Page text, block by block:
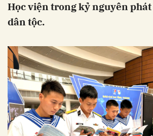
Học viện trong kỷ nguyên
dân tộc.